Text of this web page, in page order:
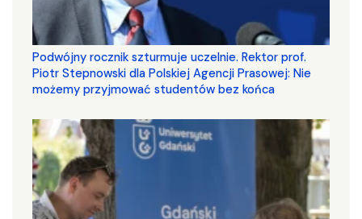
Podwójny rocznik szturmuje uczelnie. Rektor prof.
Piotr Stepnowski dla Polskiej Agencji Prasowej: Nie
możemy przyjmować studentów bez końca